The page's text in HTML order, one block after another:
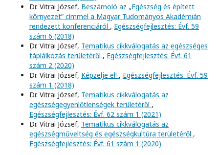
Dr. Vitrai József, Beszámoló az „Egészség és épített
környezet” címmel a Magyar Tudományos Akadémián
rendezett konferenciáról , Egészségfejlesztés: Évf. 59
szám 6 (2018)
Dr. Vitrai József, Tematikus cikkválogatás az egészséges
táplálkozás területéről , Egészségfejlesztés: Évf. 61
szám 2 (2020)
Dr. Vitrai József, Képzelje el! , Egészségfejlesztés: Évf. 59
szám 1 (2018)
Dr. Vitrai József, Tematikus cikkválogatás az
egészségegyenlőtlenségek területéről ,
Egészségfejlesztés: Évf. 62 szám 1 (2021)
Dr. Vitrai József, Tematikus cikkválogatás az
egészségműveltség és egészségkultúra területéről ,
Egészségfejlesztés: Évf. 61 szám 1 (2020)